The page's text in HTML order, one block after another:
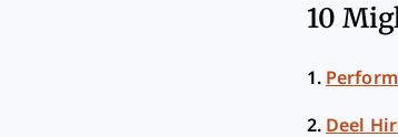
10
1.
2. Deel